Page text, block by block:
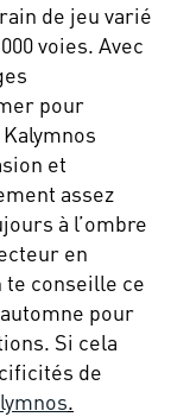
de jeu varié
voies. Avec
pour
et
assez
à l’ombre
en
te conseille ce
pour
Si cela
de
.